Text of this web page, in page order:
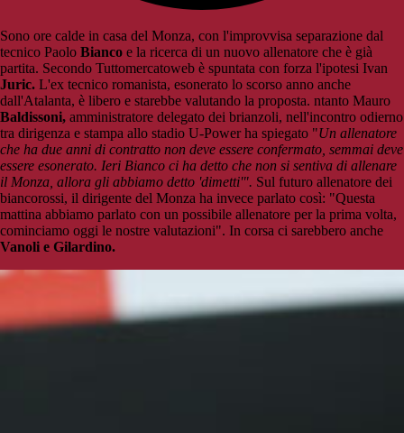
Sono ore calde in casa del Monza, con l'improvvisa separazione dal
tecnico Paolo Bianco e la ricerca di un nuovo allenatore che è già
partita. Secondo Tuttomercatoweb è spuntata con forza l'ipotesi Ivan
Juric. L'ex tecnico romanista, esonerato lo scorso anno anche
dall'Atalanta, è libero e starebbe valutando la proposta. ntanto Mauro
Baldissoni, amministratore delegato dei brianzoli, nell'incontro odierno
tra dirigenza e stampa allo stadio U-Power ha spiegato "Un allenatore
che ha due anni di contratto non deve essere confermato, semmai deve
essere esonerato. Ieri Bianco ci ha detto che non si sentiva di allenare
il Monza, allora gli abbiamo detto 'dimetti'". Sul futuro allenatore dei
biancorossi, il dirigente del Monza ha invece parlato così: "Questa
mattina abbiamo parlato con un possibile allenatore per la prima volta,
cominciamo oggi le nostre valutazioni". In corsa ci sarebbero anche
Vanoli e Gilardino.